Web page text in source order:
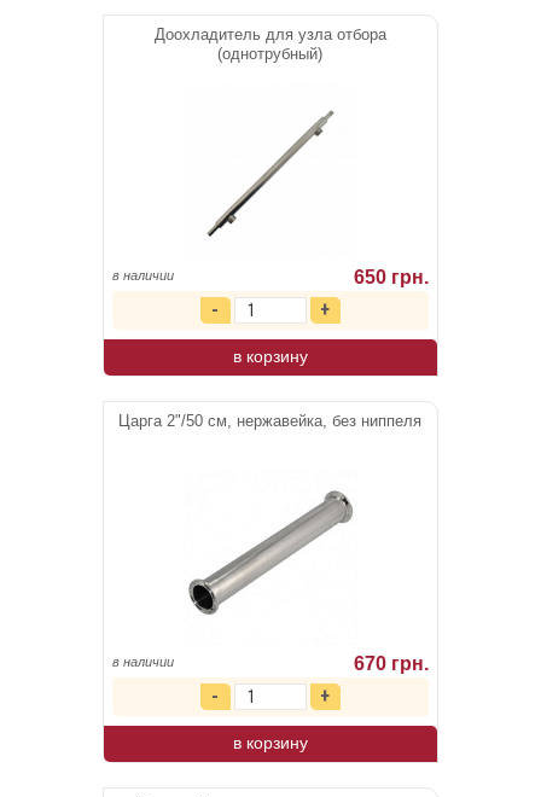
Доохладитель для узла отбора
(однотрубный)
в наличии 650 грн.
в корзину
Царга 2"/50 см, нержавейка, без ниппеля
в наличии 670 грн.
в корзину